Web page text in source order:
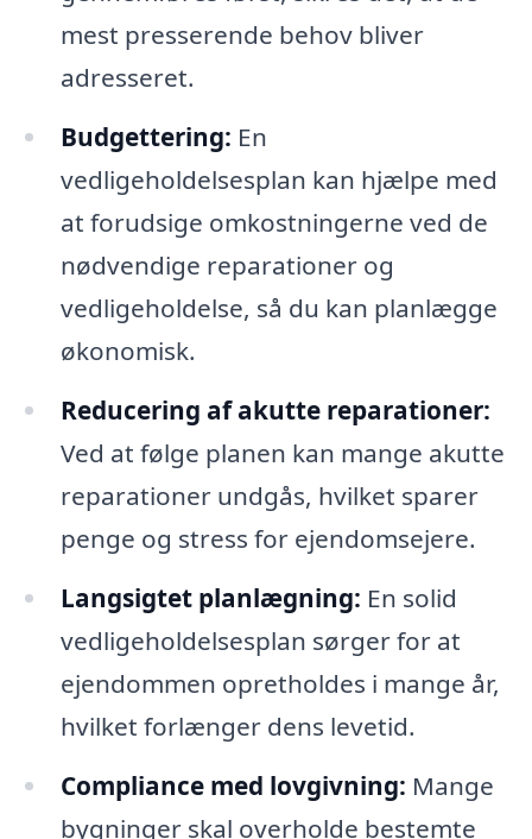
mest presserende behov bliver
adresseret.
Budgettering: En
vedligeholdelsesplan kan hjælpe med
at forudsige omkostningerne ved de
nødvendige reparationer og
vedligeholdelse, så du kan planlægge
økonomisk.
Reducering af akutte reparationer:
Ved at følge planen kan mange akutte
reparationer undgås, hvilket sparer
penge og stress for ejendomsejere.
Langsigtet planlægning: En solid
vedligeholdelsesplan sørger for at
ejendommen opretholdes i mange år,
hvilket forlænger dens levetid.
Compliance med lovgivning: Mange
bygninger skal overholde bestemte